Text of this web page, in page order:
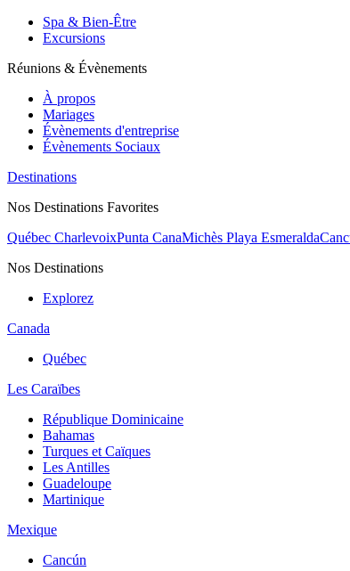
Spa & Bien-Être
Excursions
Réunions & Évènements
À propos
Mariages
Évènements d'entreprise
Évènements Sociaux
Destinations
Nos Destinations Favorites
Québec CharlevoixPunta CanaMichès Playa Esmeralda
Nos Destinations
Explorez
Canada
Québec
Les Caraïbes
République Dominicaine
Bahamas
Turques et Caïques
Les Antilles
Guadeloupe
Martinique
Mexique
Cancún